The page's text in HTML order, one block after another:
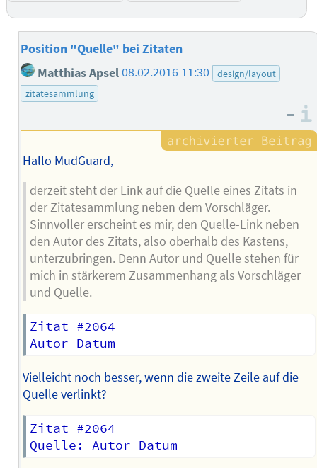
Position "Quelle" bei Zitaten
Matthias Apsel08.02.2016 11:30
design/layout
zitatesammlung
–
Hallo MudGuard,
derzeit steht der Link auf die Quelle eines Zitats in
der Zitatesammlung neben dem Vorschläger.
Sinnvoller erscheint es mir, den Quelle-Link neben
den Autor des Zitats, also oberhalb des Kastens,
unterzubringen. Denn Autor und Quelle stehen für
mich in stärkerem Zusammenhang als Vorschläger
und Quelle.
Zitat #2064
Vielleicht noch besser, wenn die zweite Zeile auf die
Quelle verlinkt?
Zitat #2064